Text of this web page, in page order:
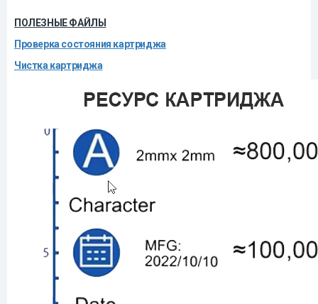
ПОЛЕЗНЫЕ ФАЙЛЫ
Проверка состояния картриджа
Чистка картриджа